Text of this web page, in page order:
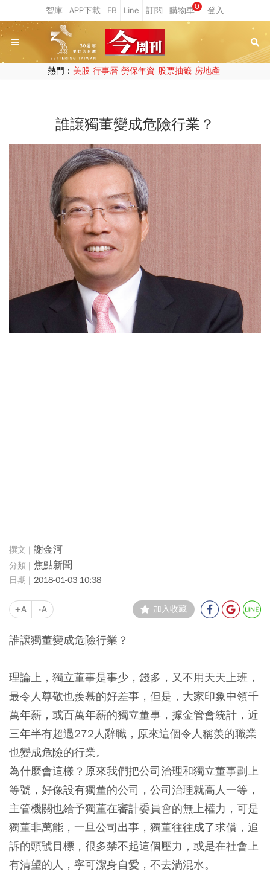
0
熱門： 美股 行事曆 勞保年資 股票抽籤 房地產
誰譲獨董變成危險行業？
謝金河
焦點新聞
2018-01-03 10:38
+A -A 加入收藏
誰譲獨董變成危險行業？
理論上，獨立董事是事少，錢多，又不用天天上班，
最令人尊敬也羨慕的好差事，但是，大家印象中領千
萬年薪，或百萬年薪的獨立董事，據金管會統計，近
三年半有超過272人辭職，原來這個令人稱羡的職業
也變成危險的行業。
為什麼會這樣？原來我們把公司治理和獨立董事劃上
等號，好像設有獨董的公司，公司治理就高人一等，
主管機關也給予獨董在審計委員會的無上權力，可是
獨董非萬能，一旦公司出事，獨董往往成了求償，追
訴的頭號目標，很多禁不起這個壓力，或是在社會上
有清望的人，寧可潔身自愛，不去淌混水。